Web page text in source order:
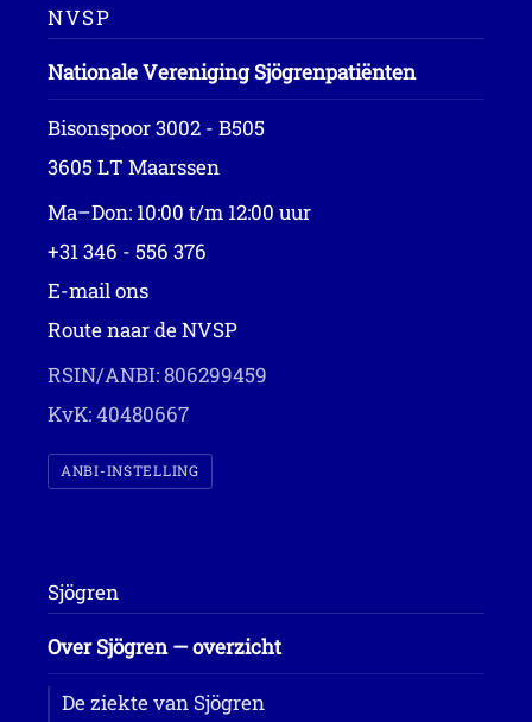
NVSP
Nationale Vereniging Sjögrenpatiënten
Bisonspoor 3002 - B505
3605 LT Maarssen
Ma–Don: 10:00 t/m 12:00 uur
+31 346 - 556 376
E-mail ons
Route naar de NVSP
RSIN/ANBI: 806299459
KvK: 40480667
ANBI-INSTELLING
Sjögren
Over Sjögren — overzicht
De ziekte van Sjögren